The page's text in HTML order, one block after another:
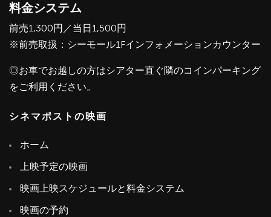
料金システム
前売1,300円／当日1,500円
※前売取扱：シーモール1Fインフォメーションカウンター
◎お車でお越しの方はシアター直ぐ隣のコインパーキング
をご利用ください。
シネマポストの映画
ホーム
上映予定の映画
映画上映スケジュールと料金システム
映画の予約